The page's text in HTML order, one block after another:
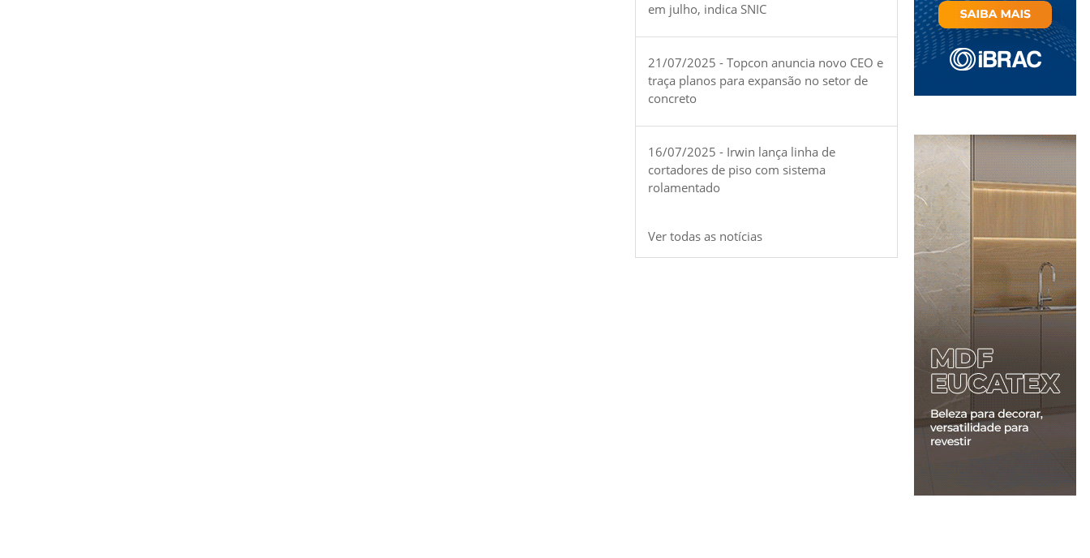
em julho, indica SNIC
21/07/2025 - Topcon anuncia novo CEO e
traça planos para expansão no setor de
concreto
16/07/2025 - Irwin lança linha de
cortadores de piso com sistema
rolamentado
Ver todas as notícias